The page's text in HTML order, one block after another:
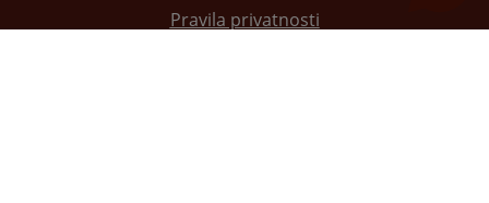
Pravila privatnosti